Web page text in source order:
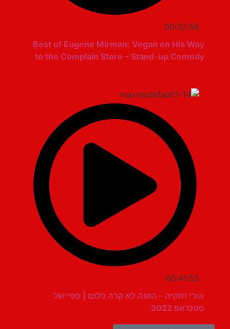
00:32:56
Best of Eugene Mirman: Vegan on His Way
to the Complain Store – Stand-up Comedy
00:41:55
אורי חזקיה – הופה לא קרה כלום | ספיישל
סטנדאפ 2022